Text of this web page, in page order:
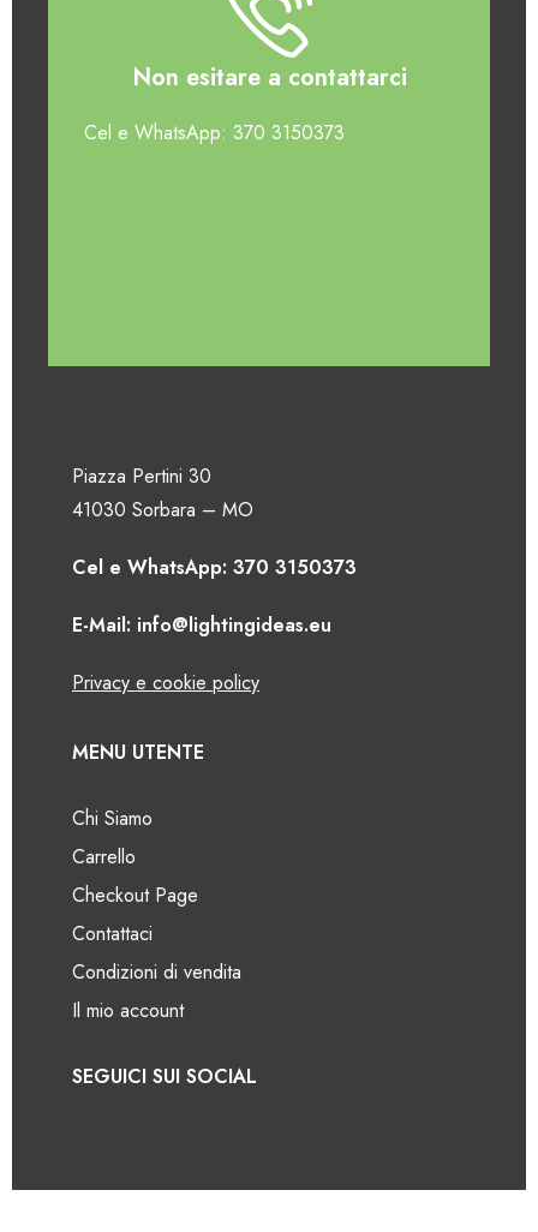
Non esitare a contattarci
Cel e WhatsApp: 370 3150373
Piazza Pertini 30
41030 Sorbara – MO
Cel e WhatsApp: 370 3150373
E-Mail: info@lightingideas.eu
Privacy e cookie policy
MENU UTENTE
Chi Siamo
Carrello
Checkout Page
Contattaci
Condizioni di vendita
Il mio account
SEGUICI SUI SOCIAL